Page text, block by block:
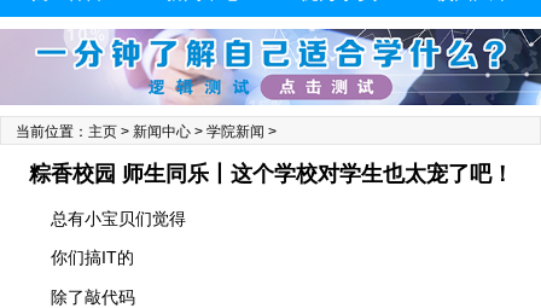
联系我们
当前位置： 主页 > 新闻中心 > 学院新闻 >
粽香校园 师生同乐丨这个学校对学生也太宠了吧！
总有小宝贝们觉得
你们搞IT的
除了敲代码